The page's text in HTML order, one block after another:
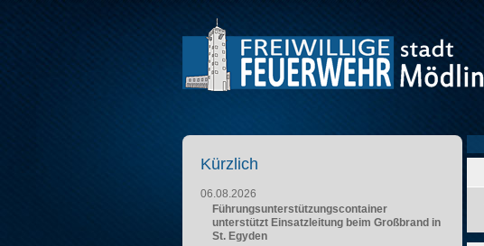
Kürzlich
06.08.2026
Führungsunterstützungscontainer
unterstützt Einsatzleitung beim Großbrand in
St. Egyden